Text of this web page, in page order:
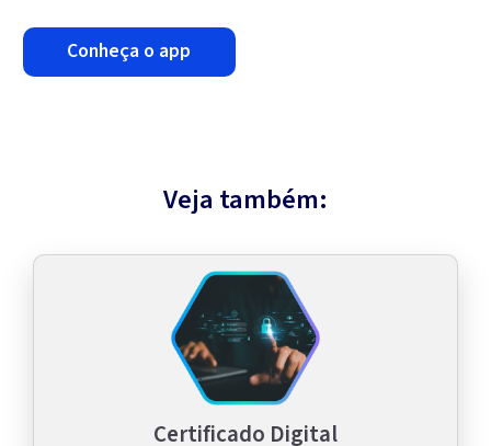
conheça o app
Veja também:
Certificado Digital